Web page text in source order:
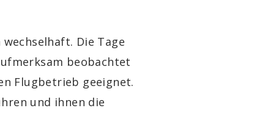
Die Tage
beobachtet
Flugbetrieb geeignet.
und ihnen die